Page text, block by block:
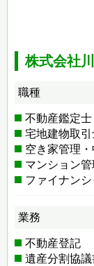
株式会社
職種
不動産鑑定士
宅地建物取引
空き家管理
マンション
ファイナン
業務
不動産登記
遺産分割協議